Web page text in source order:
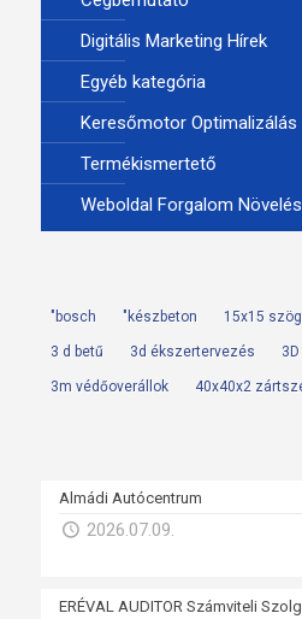
Digitális Marketing Hírek
Egyéb kategória
Keresőmotor Optimalizálás
Termékismertető
Weboldal Forgalom Növelés
"bosch "készbeton 15x15
3 d betű 3d ékszertervezés
3m védőoverállok 40x40x2
Almádi Autócentrum
2026.07.09.
ERÉVAL AUDITOR Számviteli